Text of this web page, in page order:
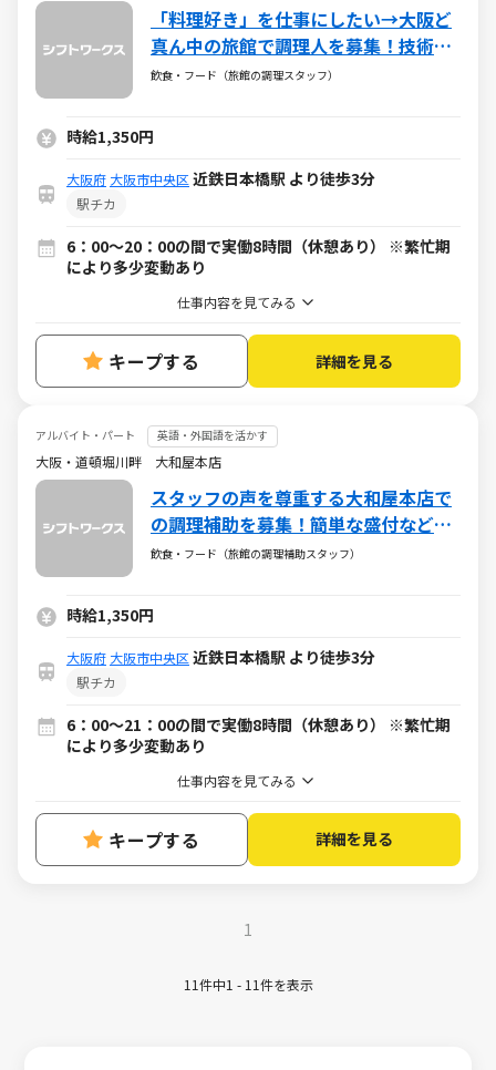
「料理好き」を仕事にしたい→大阪ど
真ん中の旅館で調理人を募集！技術を
学びたい方必見！
飲食・フード（旅館の調理スタッフ）
時給1,350円
大阪府 大阪市中央区 近鉄日本橋駅 より徒歩3分
駅チカ
6：00～20：00の間で実働8時間（休憩あり） ※繁忙期
により多少変動あり
仕事内容を見てみる
キープする 詳細を見る
アルバイト・パート 英語・外国語を活かす
大阪・道頓堀川畔 大和屋本店
スタッフの声を尊重する大和屋本店で
の調理補助を募集！簡単な盛付などお
任せします！
飲食・フード（旅館の調理補助スタッフ）
時給1,350円
大阪府 大阪市中央区 近鉄日本橋駅 より徒歩3分
駅チカ
6：00～21：00の間で実働8時間（休憩あり） ※繁忙期
により多少変動あり
仕事内容を見てみる
キープする 詳細を見る
1
11件中1 - 11件を表示